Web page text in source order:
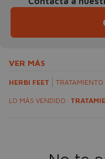
VER MÁS
HERBI FEET TRATAMIENTO
LO MÁS VENDIDO: